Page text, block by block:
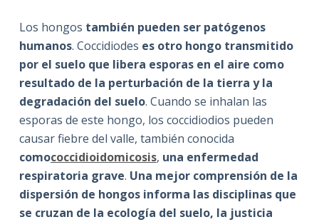
Los hongos también pueden ser patógenos
humanos. Coccidiodes es otro hongo transmitido
por el suelo que libera esporas en el aire como
resultado de la perturbación de la tierra y la
degradación del suelo. Cuando se inhalan las
esporas de este hongo, los coccidiodios pueden
causar fiebre del valle, también conocida
comococcidioidomicosis, una enfermedad
respiratoria grave. Una mejor comprensión de la
dispersión de hongos informa las disciplinas que
se cruzan de la ecología del suelo, la justicia